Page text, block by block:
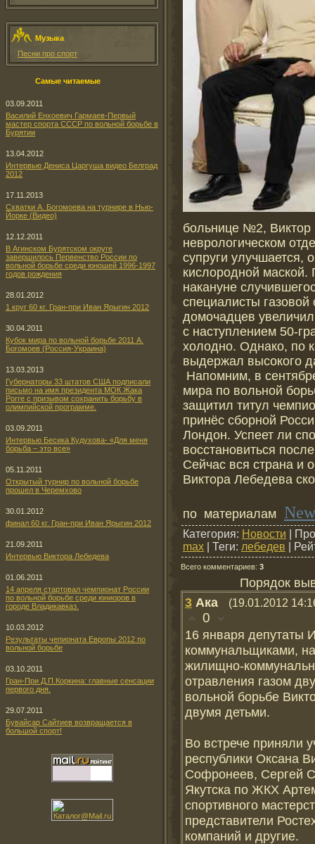
Музыка
Песни про спорт
Самые читаемые
03.09.2011
Василий Енхоевич Гармаев-Первый
мастер спорта СССР по вольной борьбе в
Бурятии
13.04.2012
Интервью Дениса Царгуша видео Белград
2012
17.11.2013
Схватки А. Богомоева на турнире в Нью-
Йорке (Видео)
12.12.2011
В Агинском Бурятском округе
завершилось Первенство России по
вольной борьбе среди юношей 1996-1997
годов рождения
28.01.2012
1 круг 60 кг. Гран-при Иван Ярыгин 2012
30.04.2011
Кубок мира по вольной борьбе 2011 А.
Богомоев (Россия-Украина)
13.03.2013
Губернаторы 33 штатов США подписали
письмо на имя президента МОК Жака
Рогге с призывом сохранить борьбу в
олимпийской программе.
03.09.2011
Интервью Бесика Кудухова- «Для меня
борьба – это все»
05.11.2011
Открытый турнир по вольной борьбе
прошел в Черемхово
30.01.2012
финал 60 кг. Гран-при Иван Ярыгин 2012
21.09.2011
Интервью Виктора Лебедева
01.06.2011
14 апреля стартовал чемпионат России
по вольной борьбе среди юниоров в
городе Владикавказ.
10.03.2012
Результаты чепионата Европы 2012 по
вольной борьбе
03.10.2011
Гран-При Д.П.Коркина: главные сенсации
первого дня.
29.07.2011
Бувайсар Сайтиев возвращается в
большой спорт!
больнице №2, Виктор
неврологическом
супруги улучшается,
кислородной
накануне
специалисты
домочадцев
с наступлением 50-
холодно. Однако, по
выдержал высокого
Напомним, в
мира по вольной
защитил титул
принёс сборной
Лондон. Успеет ли
восстановиться
Сейчас вся страна и
Виктора Лебедева
по материалам
Категория: Новости
max
Теги: лебедев
Всего комментариев: 3
Порядок
3 Ака (19.01.2012
0
16 января депутаты
коммунальщиками,
жилищно-
отравления газом
вольной борьбе
двумя детьми.
Во встрече приняли
республики Оксана
Софронеев, Сергей
Якутска по ЖКХ
спортивного
представители
компаний и другие.